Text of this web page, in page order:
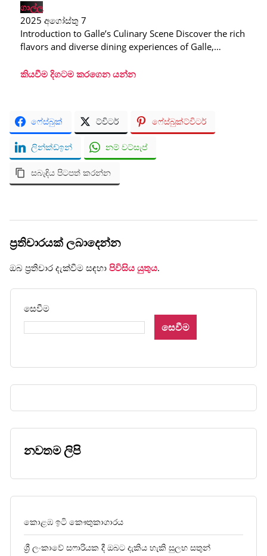
ගාල්ල
2025 අගෝස්තු 7
Introduction to Galle’s Culinary Scene Discover the rich
flavors and diverse dining experiences of Galle,…
කියවීම දිගටම කරගෙන යන්න
ෆේස්බුක් ට්විටර් ෆේස්බුක්ට්විටර්
ලින්ක්ඩ්ඉන් නම් වට්සැප්
සබැඳිය පිටපත් කරන්න
ප්‍රතිචාරයක් ලබාදෙන්න
ඔබ ප්‍රතිචාර දැක්වීම සඳහා පිවිසිය යුතුය.
සෙවීම
සෙවීම
නවතම ලිපි
කොළඹ ඉටි කෞතුකාගාරය
ශ්‍රී ලංකාවේ සෆාරියක දී ඔබට දැකිය හැකි සුලභ සතුන්